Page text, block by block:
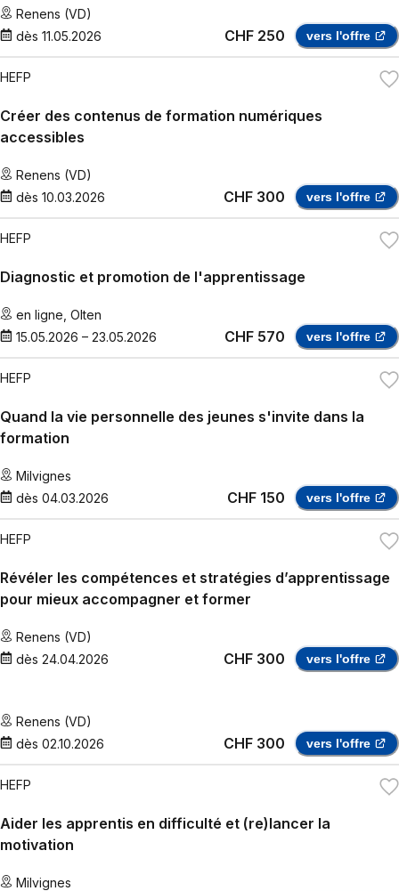
Renens (VD)
dès 11.05.2026 CHF 250 vers l'offre
HEFP
Créer des contenus de formation numériques
accessibles
Renens (VD)
dès 10.03.2026 CHF 300 vers l'offre
HEFP
Diagnostic et promotion de l'apprentissage
en ligne Olten
15.05.2026 – 23.05.2026 CHF 570 vers l'offre
HEFP
Quand la vie personnelle des jeunes s'invite dans la
formation
Milvignes
dès 04.03.2026 CHF 150 vers l'offre
HEFP
Révéler les compétences et stratégies d’apprentissage
pour mieux accompagner et former
Renens (VD)
dès 24.04.2026 CHF 300 vers l'offre
Renens (VD)
dès 02.10.2026 CHF 300 vers l'offre
HEFP
Aider les apprentis en difficulté et (re)lancer la
motivation
Milvignes